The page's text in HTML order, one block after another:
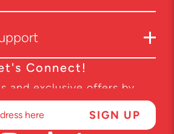
Connect!
and exclusive offers by
to our newsletter.